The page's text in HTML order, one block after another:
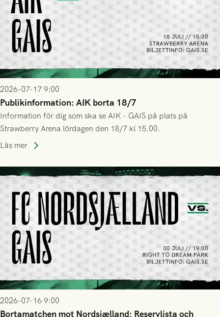
2026-07-17 9:00
Publikinformation: AIK borta 18/7
Information för dig som ska se AIK - GAIS på plats på
Strawberry Arena lördagen den 18/7 kl 15.00.
Läs mer
2026-07-16 9:00
Bortamatchen mot Nordsjælland: Reservlista och